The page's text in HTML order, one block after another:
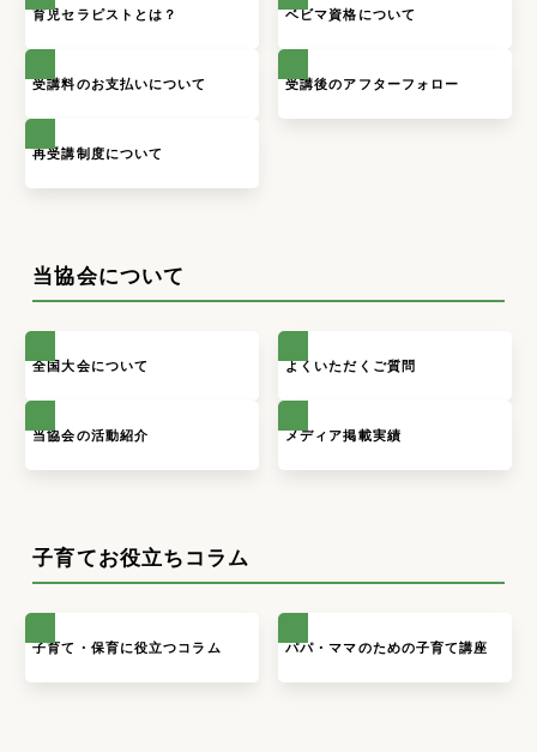
育児セラピストとは？ ベビマ資格について
受講料のお支払いについて 受講後のアフターフォロー
再受講制度について
当協会について
全国大会について よくいただくご質問
当協会の活動紹介 メディア掲載実績
子育てお役立ちコラム
子育て・保育に役立つコラム パパ・ママのための子育て講座